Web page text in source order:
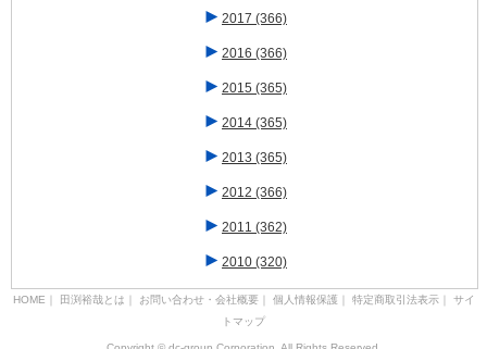
► 2017 (366)
► 2016 (366)
► 2015 (365)
► 2014 (365)
► 2013 (365)
► 2012 (366)
► 2011 (362)
► 2010 (320)
HOME 田渕裕哉とは お問い合わせ・会社概要｜ 個人情報保護 特定商取引法表示｜
サイ
トマップ